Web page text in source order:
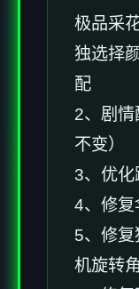
极品采
独选择
配
2、剧
不变）
3、优化
4、修复
5、修
机旋转